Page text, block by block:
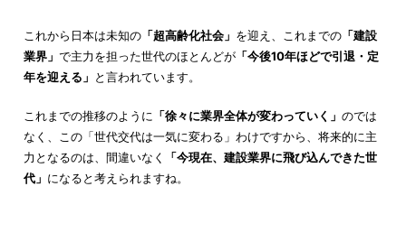
これから日本は未知の「超高齢化社会」 を迎え、これまでの「建設
業界」 で主力を担った世代のほとんどが「今後10年ほどで引退・定
年を迎える」 と言われています。
これまでの推移のように 「徐々に業界全体が変わっていく」 のでは
なく、この「世代交代は一気に変わる」わけですから、将来的に主
力となるのは、間違いなく
「今現在、建設業界に飛び込んできた世
代」 になると考えられますね。